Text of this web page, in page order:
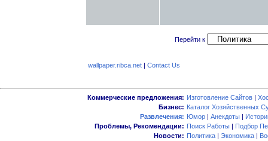
Перейти к
wallpaper.ribca.net| Contact Us
Коммерческие предложения: Изготовление Сайтов |
Бизнес: Каталог Хозяйственных
Развлечения: Юмор | Анекдоты |
Проблемы, Рекомендации: Поиск Работы | Подбор
Новости: Политика | Экономика |